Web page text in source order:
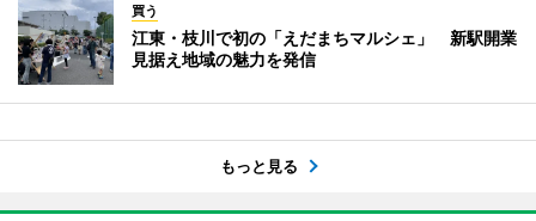
買う
江東・枝川で初の「えだまちマルシェ」 新駅開業
見据え地域の魅力を発信
もっと見る